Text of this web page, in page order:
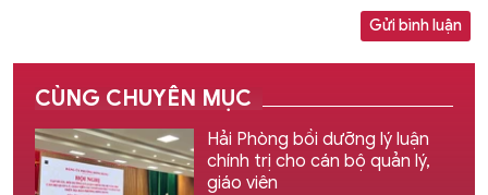
Gửi bình luận
CÙNG CHUYÊN MỤC
Hải Phòng bồi dưỡng lý luận
chính trị cho cán bộ quản lý,
giáo viên